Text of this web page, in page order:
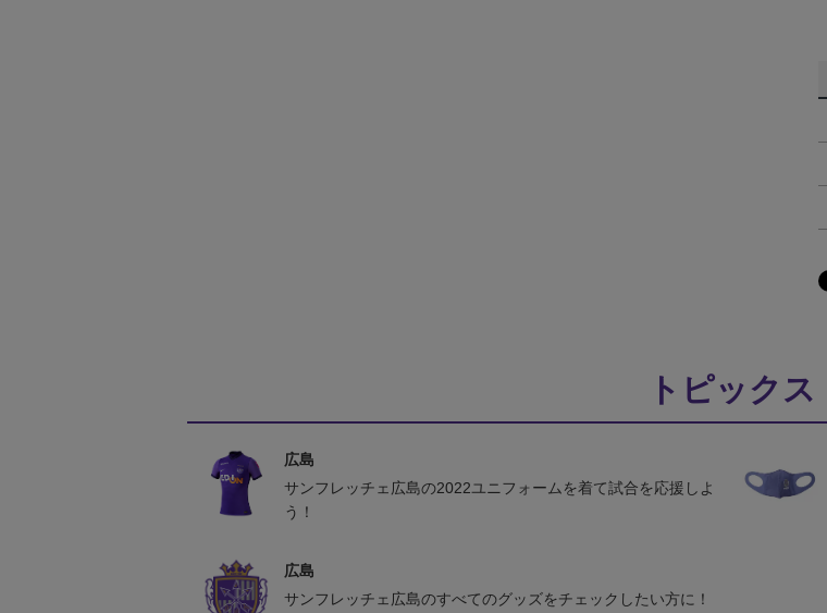
トピックス
広島
サンフレッチェ広島の2022ユニフォームを着て試合を応援しよ
う！
広島
サンフレッチェ広島のすべてのグッズをチェックしたい方に！